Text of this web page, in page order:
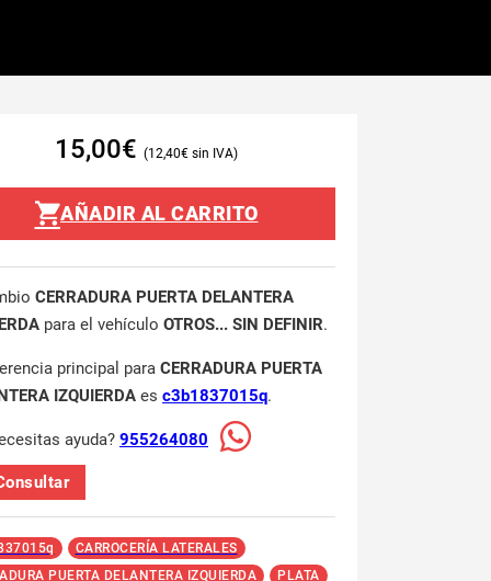
15,00€ 12,40€
AÑADIR AL CARRITO
CERRADURA PUERTA DELANTERA
para el vehículo OTROS... SIN DEFINIR.
principal para CERRADURA PUERTA
IZQUIERDA es c3b1837015q.
ayuda? 955264080
CARROCERÍA LATERALES
PUERTA DELANTERA IZQUIERDA
PLATA